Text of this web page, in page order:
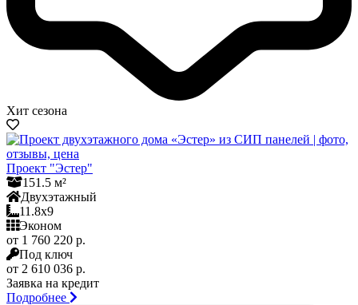
Хит сезона
Проект "Эстер"
151.5 м²
Двухэтажный
11.8x9
Эконом
от 1 760 220 р.
Под ключ
от 2 610 036 р.
Заявка на кредит
Подробнее